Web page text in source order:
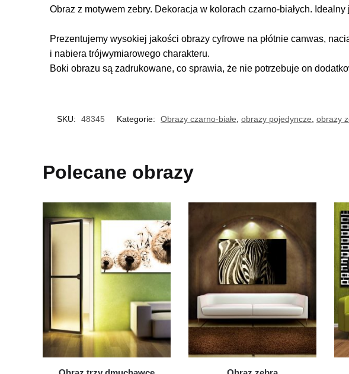
Obraz z motywem zebry. Dekoracja w kolorach czarno-białych.
Prezentujemy wysokiej jakości obrazy cyfrowe na płótnie canwas,
i nabiera trójwymiarowego charakteru.
Boki obrazu są zadrukowane, co sprawia, że nie potrzebuje on
SKU: 48345 Kategorie: Obrazy czarno-białe obrazy pojedyncze obrazy
Polecane obrazy